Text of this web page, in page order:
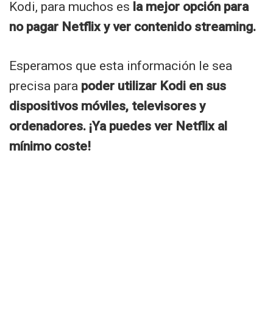
Kodi, para muchos es la mejor opción para
no pagar Netflix y ver contenido streaming.
Esperamos que esta información le sea
precisa para poder utilizar Kodi en sus
dispositivos móviles, televisores y
ordenadores. ¡Ya puedes ver Netflix al
mínimo coste!